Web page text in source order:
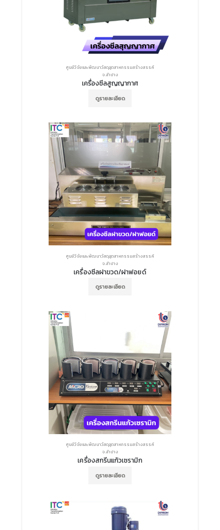
ศูนย์วิจัยและพัฒนาวัสดุอุตสาหกรรมสร้างสรรค์
จ.ลำปาง
เครื่องซีลสูญญากาศ
ดูรายละเอียด
ศูนย์วิจัยและพัฒนาวัสดุอุตสาหกรรมสร้างสรรค์
จ.ลำปาง
เครื่องซีลฝาขวด/ฝาฟอยด์
ดูรายละเอียด
ศูนย์วิจัยและพัฒนาวัสดุอุตสาหกรรมสร้างสรรค์
จ.ลำปาง
เครื่องสกรีนแก้วเซรามิก
ดูรายละเอียด